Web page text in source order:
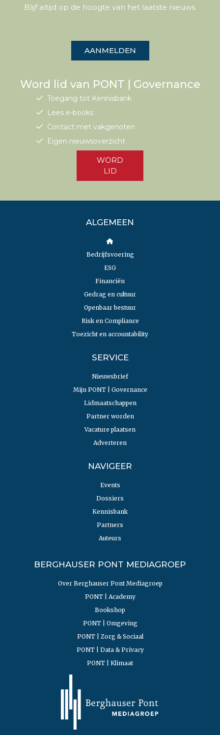
Blijf altijd op de hoogte van het laatste nieuws.
AANMELDEN
Word lid van PONT | Governance
Toegang tot Kennisbank
Lees e-books
Contact met vakgenoten
Eigen nieuwsoverzicht
WORD
LID
ALGEMEEN
Bedrijfsvoering
ESG
Financiën
Gedrag en cultuur
Openbaar bestuur
Risk en Compliance
Toezicht en accountability
SERVICE
Nieuwsbrief
Mijn PONT | Governance
Lidmaatschappen
Partner worden
Vacature plaatsen
Adverteren
NAVIGEER
Events
Dossiers
Kennisbank
Partners
Auteurs
BERGHAUSER PONT MEDIAGROEP
Over Berghauser Pont Mediagroep
PONT | Academy
Bookshop
PONT | Omgeving
PONT | Zorg & Sociaal
PONT | Data & Privacy
PONT | Klimaat